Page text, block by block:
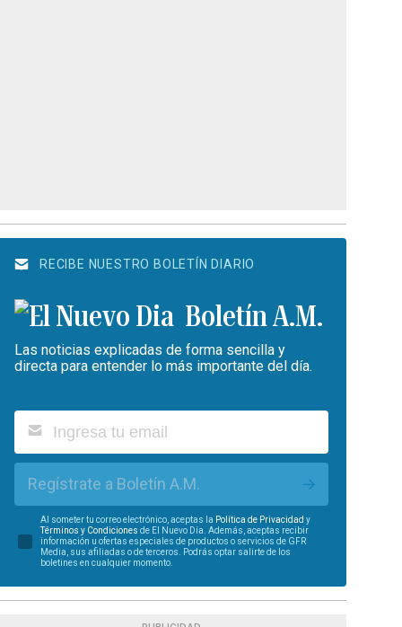
RECIBE NUESTRO BOLETÍN DIARIO
Boletín A.M.
Las noticias explicadas de forma sencilla y
directa para entender lo más importante del día.
Regístrate a Boletín A.M.
Al someter tu correo electrónico, aceptas la Política de Privacidad y
Términos y Condiciones de El Nuevo Día. Además, aceptas recibir
información u ofertas especiales de productos o servicios de GFR
Media, sus afiliadas o de terceros. Podrás optar salirte de los
boletines en cualquier momento.